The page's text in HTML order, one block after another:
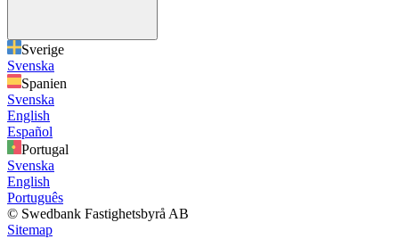
Sverige
Svenska
Spanien
Svenska
English
Español
Portugal
Svenska
English
Português
© Swedbank Fastighetsbyrå AB
Sitemap